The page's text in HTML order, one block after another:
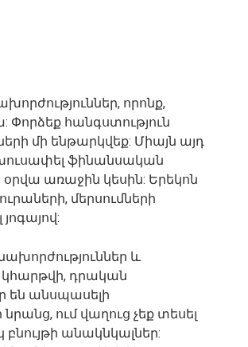
որոնք,
հանգստություն
մի ենթարկվեք: Միայն այդ
ֆինանսական
օրվա առաջին կեսին: Երեկոն
մերսումների
և
կհարթվի, դրական
են անսպասելի
նրանց, ում վաղուց չեք տեսել
անակնկալներ: